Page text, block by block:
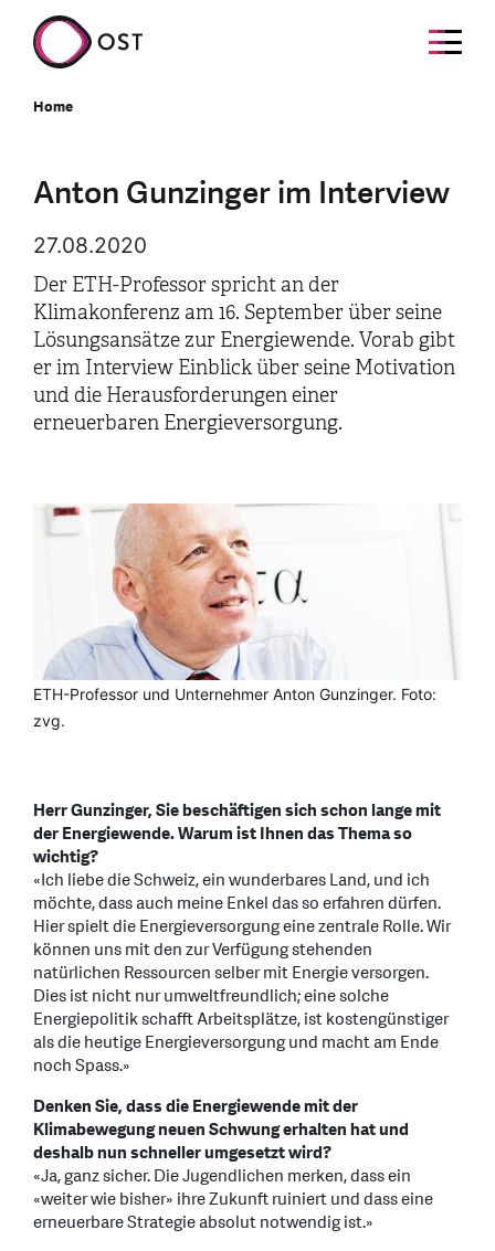
Home
Anton Gunzinger im Interview
27.08.2020
Der ETH-Professor spricht an der
Klimakonferenz am 16. September über seine
Lösungsansätze zur Energiewende. Vorab gibt
er im Interview Einblick über seine Motivation
und die Herausforderungen einer
erneuerbaren Energieversorgung.
ETH-Professor und Unternehmer Anton Gunzinger. Foto:
zvg.
Herr Gunzinger, Sie beschäftigen sich schon lange mit
der Energiewende. Warum ist Ihnen das Thema so
wichtig?
«Ich liebe die Schweiz, ein wunderbares Land, und ich
möchte, dass auch meine Enkel das so erfahren dürfen.
Hier spielt die Energieversorgung eine zentrale Rolle. Wir
können uns mit den zur Verfügung stehenden
natürlichen Ressourcen selber mit Energie versorgen.
Dies ist nicht nur umweltfreundlich; eine solche
Energiepolitik schafft Arbeitsplätze, ist kostengünstiger
als die heutige Energieversorgung und macht am Ende
noch Spass.»
Denken Sie, dass die Energiewende mit der
Klimabewegung neuen Schwung erhalten hat und
deshalb nun schneller umgesetzt wird?
«Ja, ganz sicher. Die Jugendlichen merken, dass ein
«weiter wie bisher» ihre Zukunft ruiniert und dass eine
erneuerbare Strategie absolut notwendig ist.»